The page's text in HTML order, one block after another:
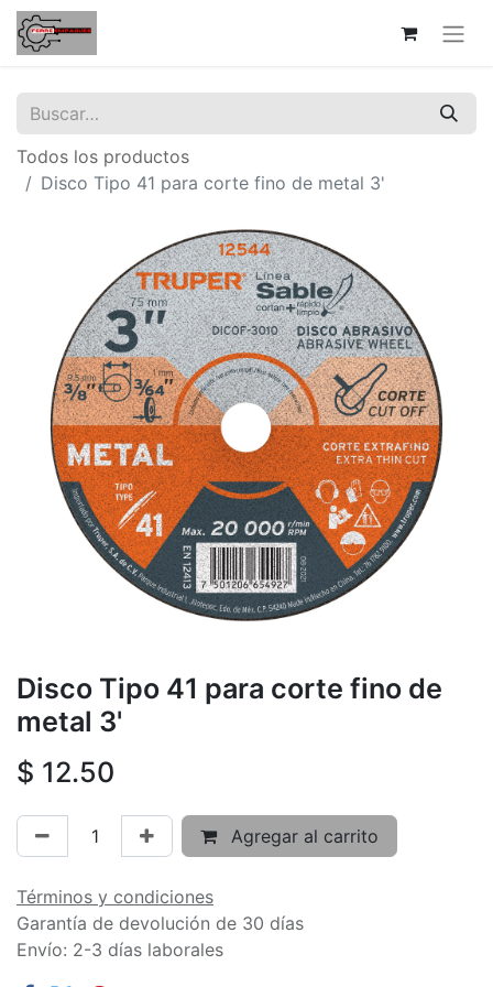
Todos los productos
Disco Tipo 41 para corte fino de metal 3'
Disco Tipo 41 para corte fino de
metal 3'
$ 12.50
Agregar al carrito
Términos y condiciones
Garantía de devolución de 30 días
Envío: 2-3 días laborales